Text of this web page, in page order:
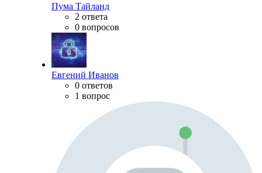
Пума Тайланд
2 ответа
0 вопросов
Евгений Иванов
0 ответов
1 вопрос